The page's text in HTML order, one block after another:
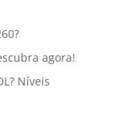
agora!
Níveis